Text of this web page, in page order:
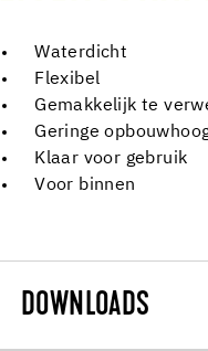
Waterdicht
Flexibel
Gemakkelijk te
Geringe
Klaar voor gebruik
Voor binnen
DOWNLOADS